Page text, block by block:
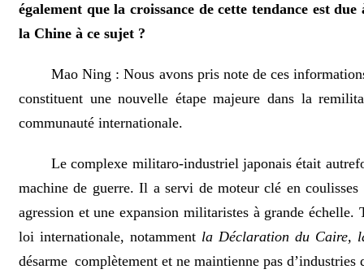
également que la croissance de cette tendance est
la Chine à ce sujet ?
Mao Ning : Nous avons pris note de ces
constituent une nouvelle étape majeure dans la
communauté internationale.
Le complexe militaro-industriel japonais était
machine de guerre. Il a servi de moteur clé en
agression et une expansion militaristes à grande
loi internationale, notamment la Déclaration du Caire,
désarme complètement et ne maintienne pas